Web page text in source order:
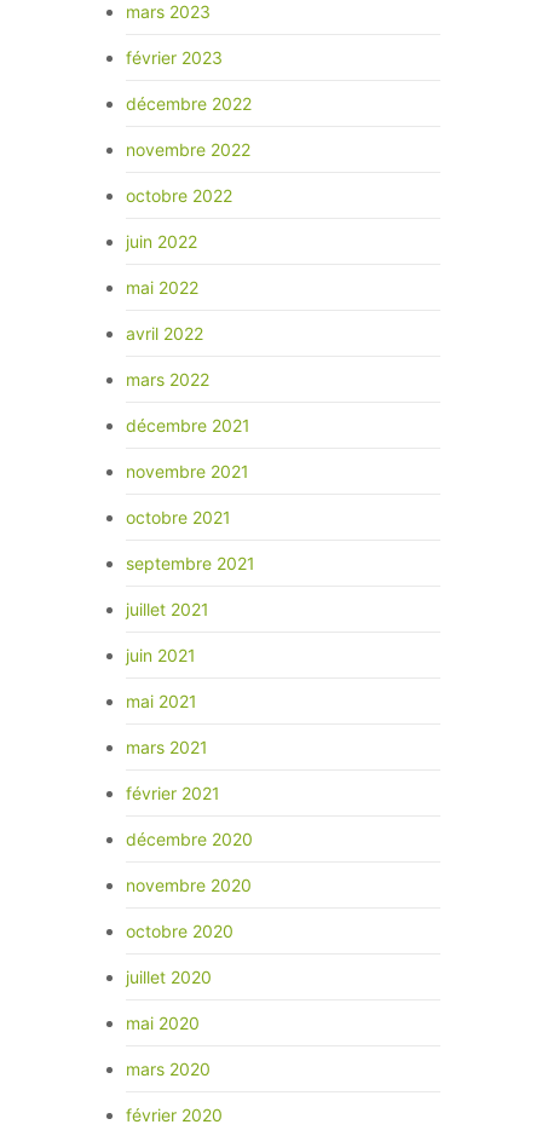
mars 2023
février 2023
décembre 2022
novembre 2022
octobre 2022
juin 2022
mai 2022
avril 2022
mars 2022
décembre 2021
novembre 2021
octobre 2021
septembre 2021
juillet 2021
juin 2021
mai 2021
mars 2021
février 2021
décembre 2020
novembre 2020
octobre 2020
juillet 2020
mai 2020
mars 2020
février 2020